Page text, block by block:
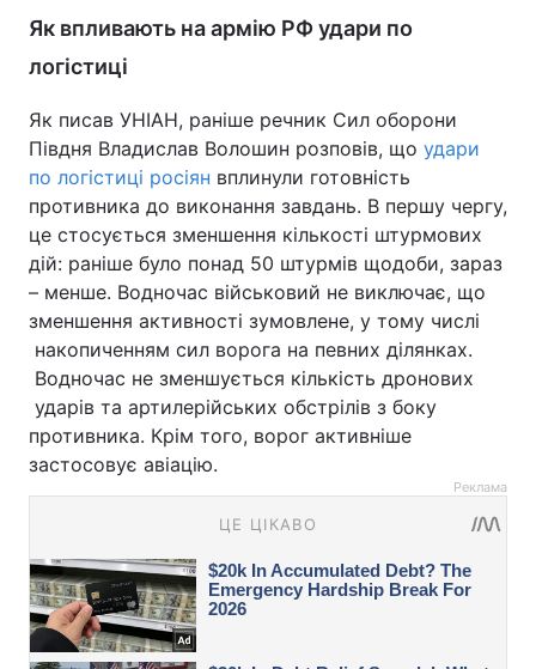
Як впливають на армію РФ удари по
логістиці
Як писав УНІАН, раніше речник Сил оборони
Півдня Владислав Волошин розповів, що удари
по логістиці росіян вплинули готовність
противника до виконання завдань. В першу чергу,
це стосується зменшення кількості штурмових
дій: раніше було понад 50 штурмів щодоби, зараз
– менше. Водночас військовий не виключає, що
зменшення активності зумовлене, у тому числі
накопиченням сил ворога на певних ділянках.
Водночас не зменшується кількість дронових
ударів та артилерійських обстрілів з боку
противника. Крім того, ворог активніше
застосовує авіацію.
Реклама